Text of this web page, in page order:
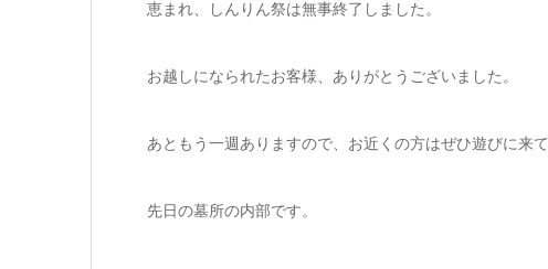
恵まれ、しんりん祭は無事終了しました。
お越しになられたお客様、ありがとうございました。
あともう一週ありますので、お近くの方はぜひ遊びに来て
先日の墓所の内部です。